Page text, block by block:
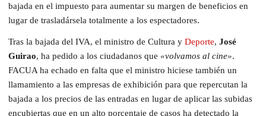
bajada en el impuesto para aumentar su margen de beneficios en
lugar de trasladársela totalmente a los espectadores.
Tras la bajada del IVA, el ministro de Cultura y Deporte, José
Guirao, ha pedido a los ciudadanos que «volvamos al cine».
FACUA ha echado en falta que el ministro hiciese también un
llamamiento a las empresas de exhibición para que repercutan la
bajada a los precios de las entradas en lugar de aplicar las subidas
encubiertas que en un alto porcentaje de casos ha detectado la